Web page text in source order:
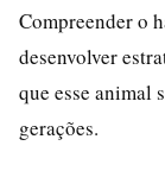
Compreender o
desenvolver
que esse animal
gerações.